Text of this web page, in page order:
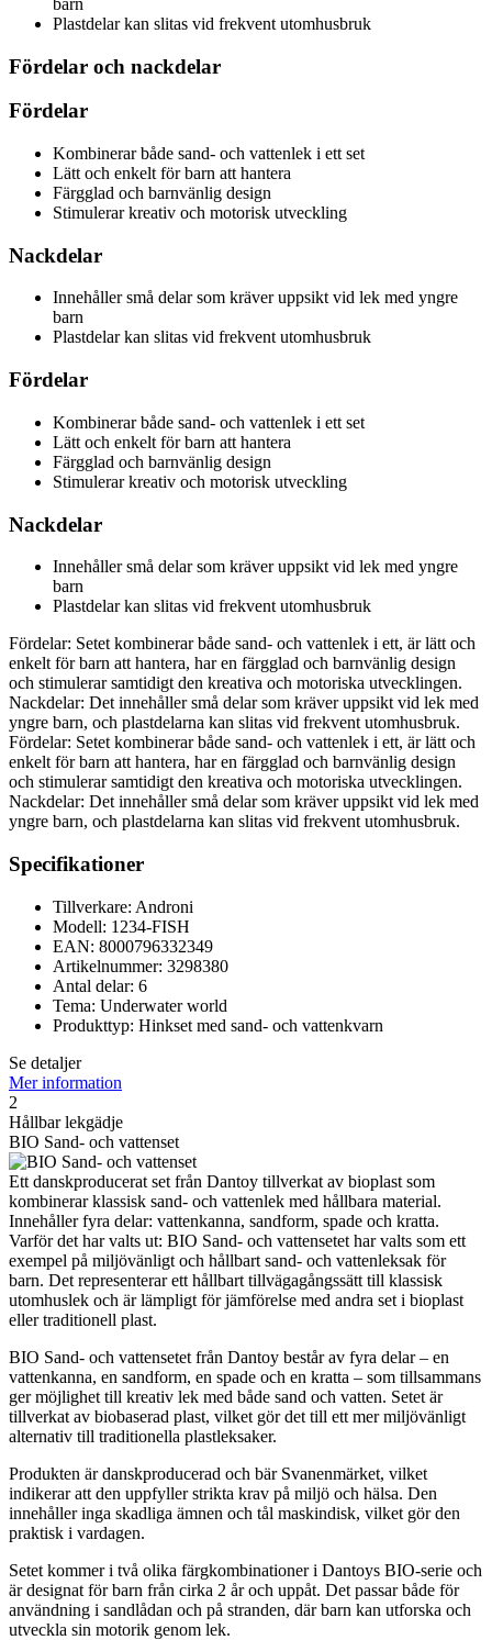
Plastdelar kan slitas vid frekvent utomhusbruk
Fördelar och nackdelar
Fördelar
Kombinerar både sand- och vattenlek i ett set
Lätt och enkelt för barn att hantera
Färgglad och barnvänlig design
Stimulerar kreativ och motorisk utveckling
Nackdelar
Innehåller små delar som kräver uppsikt vid lek med yngre
barn
Plastdelar kan slitas vid frekvent utomhusbruk
Fördelar
Kombinerar både sand- och vattenlek i ett set
Lätt och enkelt för barn att hantera
Färgglad och barnvänlig design
Stimulerar kreativ och motorisk utveckling
Nackdelar
Innehåller små delar som kräver uppsikt vid lek med yngre
barn
Plastdelar kan slitas vid frekvent utomhusbruk
Fördelar: Setet kombinerar både sand- och vattenlek i ett, är lätt och
enkelt för barn att hantera, har en färgglad och barnvänlig design
och stimulerar samtidigt den kreativa och motoriska utvecklingen.
Nackdelar: Det innehåller små delar som kräver uppsikt vid lek med
yngre barn, och plastdelarna kan slitas vid frekvent utomhusbruk.
Fördelar: Setet kombinerar både sand- och vattenlek i ett, är lätt och
enkelt för barn att hantera, har en färgglad och barnvänlig design
och stimulerar samtidigt den kreativa och motoriska utvecklingen.
Nackdelar: Det innehåller små delar som kräver uppsikt vid lek med
yngre barn, och plastdelarna kan slitas vid frekvent utomhusbruk.
Specifikationer
Tillverkare: Androni
Modell: 1234-FISH
EAN: 8000796332349
Artikelnummer: 3298380
Antal delar: 6
Tema: Underwater world
Produkttyp: Hinkset med sand- och vattenkvarn
Se detaljer
Mer information
2
Hållbar lekgädje
BIO Sand- och vattenset
Ett danskproducerat set från Dantoy tillverkat av bioplast som
kombinerar klassisk sand- och vattenlek med hållbara material.
Innehåller fyra delar: vattenkanna, sandform, spade och kratta.
Varför det har valts ut: BIO Sand- och vattensetet har valts som ett
exempel på miljövänligt och hållbart sand- och vattenleksak för
barn. Det representerar ett hållbart tillvägagångssätt till klassisk
utomhuslek och är lämpligt för jämförelse med andra set i bioplast
eller traditionell plast.
BIO Sand- och vattensetet från Dantoy består av fyra delar – en
vattenkanna, en sandform, en spade och en kratta – som tillsammans
ger möjlighet till kreativ lek med både sand och vatten. Setet är
tillverkat av biobaserad plast, vilket gör det till ett mer miljövänligt
alternativ till traditionella plastleksaker.
Produkten är danskproducerad och bär Svanenmärket, vilket
indikerar att den uppfyller strikta krav på miljö och hälsa. Den
innehåller inga skadliga ämnen och tål maskindisk, vilket gör den
praktisk i vardagen.
Setet kommer i två olika färgkombinationer i Dantoys BIO-serie och
är designat för barn från cirka 2 år och uppåt. Det passar både för
användning i sandlådan och på stranden, där barn kan utforska och
utveckla sin motorik genom lek.